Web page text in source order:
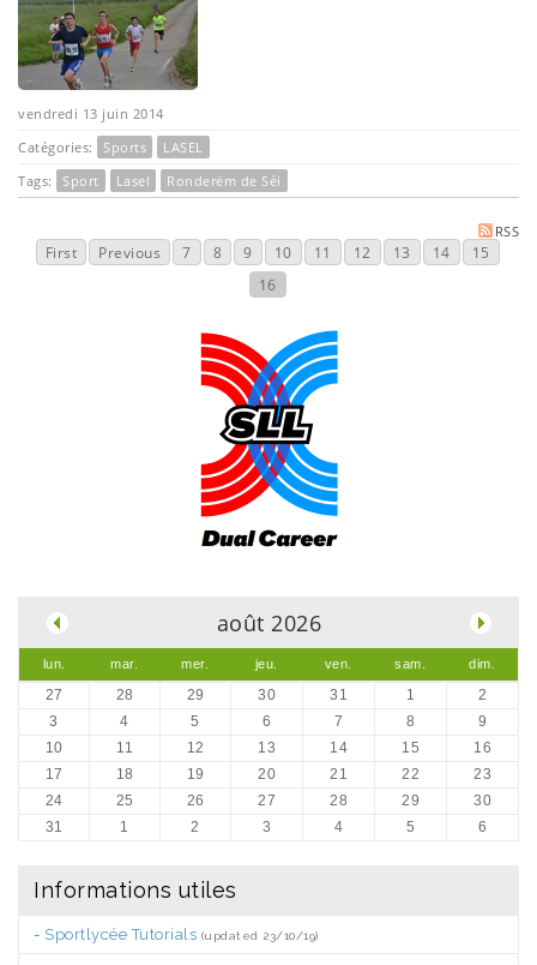
vendredi 13 juin 2014
Catégories:
Sports
LASEL
Tags:
Sport Lasel Ronderëm de Séi
RSS
First Previous 7 8 9 10 11 12 13 14
15
16
août 2026
lun. mar. mer. jeu. ven. sam. dim.
27 28 29 30 31 1
2
3
4 5 6 7 8
9
10
11 12 13 14 15
16
17
18 19 20 21 22
23
24
25 26 27 28 29
30
31
1 2 3 4 5 6
Informations utiles
- Sportlycée Tutorials (updated 23/10/19)